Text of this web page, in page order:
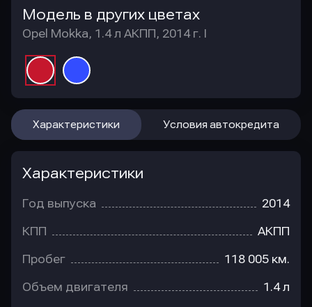
Модель в других цветах
Opel Mokka, 1.4 л АКПП, 2014 г. I
Характеристики Условия автокредита
Характеристики
Год выпуска 2014
КПП АКПП
Пробег 118 005 км.
Объем двигателя 1.4 л